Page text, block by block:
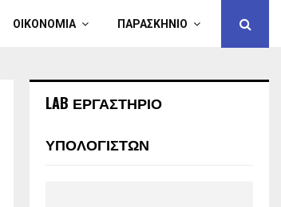
ΟΙΚΟΝΟΜΙΑ ΠΑΡΑΣΚΗΝΙΟ
LAB ΕΡΓΑΣΤΗΡΙΟ
ΥΠΟΛΟΓΙΣΤΩΝ